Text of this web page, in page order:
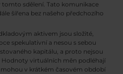
sdělení. Tato komunikace
šířena bez našeho předchozího
aktivem jsou složité,
spekulativní a nesou s sebou
kapitálu, a proto nejsou
virtuálních měn podléhají
v krátkém časovém období